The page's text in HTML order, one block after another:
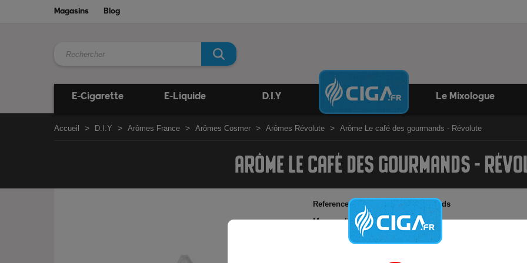
Magasins Blog
E-Cigarette E-Liquide D.I.Y Le Mixologue
Accueil D.I.Y Arômes France Arômes Cosmer Arômes Révolute Arôme Le café des gourmands - Révolute
ARÔME LE CAFÉ DES GOURMANDS -
Reference:
arôme-cafe-desgourmands
Marque: Révolute
Un café servi avec une crème biscuitée.